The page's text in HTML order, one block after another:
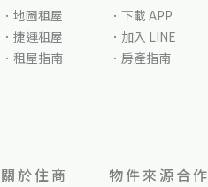
地圖租屋
捷運租屋
租屋指南
下載 APP
加入 LINE
房產指南
關於住商 物件來源合作